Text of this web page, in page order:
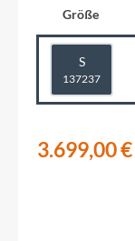
Größe
S
137237
3.699,00 €